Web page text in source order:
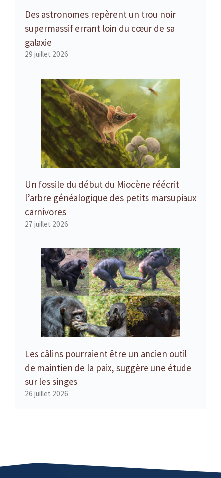
Des astronomes repèrent un trou noir
supermassif errant loin du cœur de sa
galaxie
29 juillet 2026
Un fossile du début du Miocène réécrit
l’arbre généalogique des petits marsupiaux
carnivores
27 juillet 2026
Les câlins pourraient être un ancien outil
de maintien de la paix, suggère une étude
sur les singes
26 juillet 2026